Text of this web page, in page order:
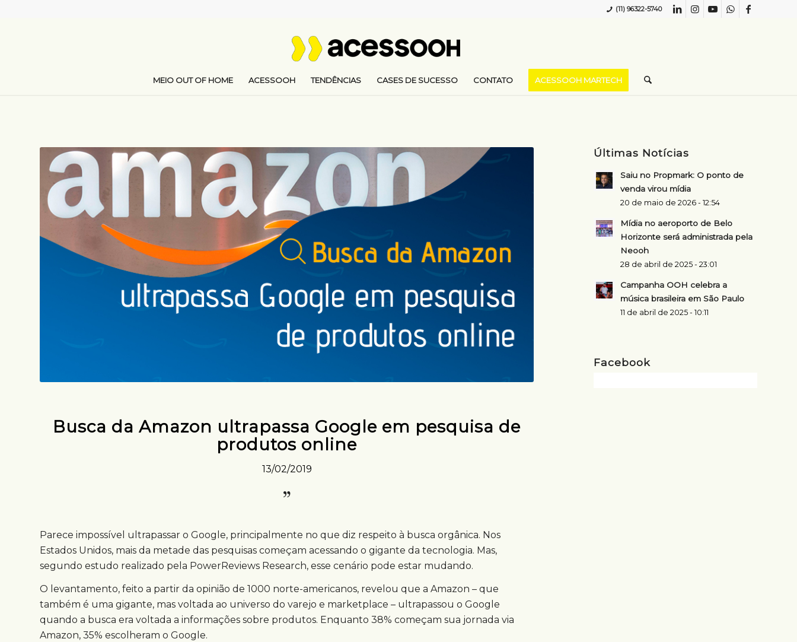
(11) 96322-5740
MEIO OUT OF HOME ACESSOOH TENDÊNCIAS CASES DE SUCESSO CONTATO ACESSOOH MARTECH
Busca da Amazon ultrapassa Google em pesquisa de
produtos online
13/02/2019
Parece impossível ultrapassar o Google, principalmente no que diz respeito à busca orgânica. Nos
Estados Unidos, mais da metade das pesquisas começam acessando o gigante da tecnologia. Mas,
segundo estudo realizado pela PowerReviews Research, esse cenário pode estar mudando.
O levantamento, feito a partir da opinião de 1000 norte-americanos, revelou que a Amazon – que
também é uma gigante, mas voltada ao universo do varejo e marketplace – ultrapassou o Google
quando a busca era voltada a informações sobre produtos. Enquanto 38% começam sua jornada via
Amazon, 35% escolheram o Google.
Últimas Notícias
Saiu no Propmark: O ponto de
venda virou mídia
20 de maio de 2026 - 12:54
Mídia no aeroporto de Belo
Horizonte será administrada pela
Neooh
28 de abril de 2025 - 23:01
Campanha OOH celebra a
música brasileira em São Paulo
11 de abril de 2025 - 10:11
Facebook